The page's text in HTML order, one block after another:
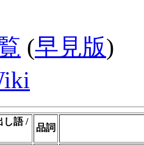
(早見版)
し語 /
品詞